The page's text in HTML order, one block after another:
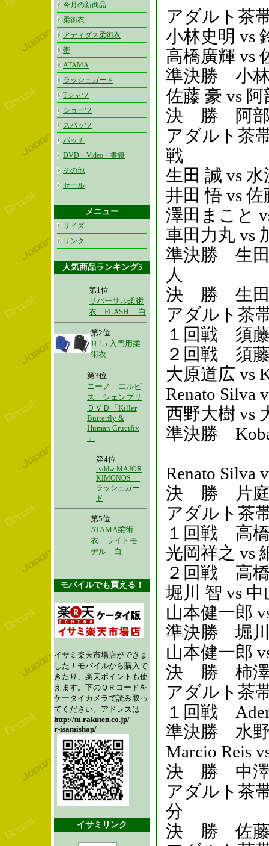
今月の新商品
柔術衣
アディダス柔術衣
帯
ATAMA
ラッシュガード
Tシャツ
ショーツ
スパッツ
パッチ
DVD・Video・書籍
その他
セール
メニュー
サイズ
リンク
人気商品ランキング5
第1位
リバーサル柔術
衣 FLASH 白
第2位
JJ-15 入門用柔
術衣
第3位
ニーノ エルビ
ス シェンブリ
ＤＶＤ「Killer
Butterfly &
Human Crucifix
」
第4位
rvddw MAJOR
KIMONOS
ラッシュガー
ド
第5位
ATAMA柔術
衣 ライトモ
デル 白
モバイルでも買える！
イサミ楽天市場店ができま
した！モバイルから購入で
きたり、楽天ポイントも使
えます。下のＱＲコードを
ケータイカメラで読み取っ
てください。アドレスは
http://m.rakuten.co.jp/
r-isamishop/
イサミリンク
アダルト茶
小林史
高橋廣輝 vs
準決勝 小林
佐藤 豪 vs
決 勝 阿部
アダルト茶
戦
生田 誠
井田 悟
澤田ま
車田力丸 vs
準決勝 生
人
決 勝 生田
アダルト茶
１回戦 須
２回戦
大原道広
Renato
西野大樹
準決勝
Renato
決 勝 片庭
アダルト茶
１回戦
光岡祥之
２回戦
堀川 智
山本健一郎
準決勝
山本健一郎
決 勝 柿澤
アダルト茶
１回戦
準決勝
Marcio
決 勝 中澤
アダルト茶
分
決 勝 佐藤